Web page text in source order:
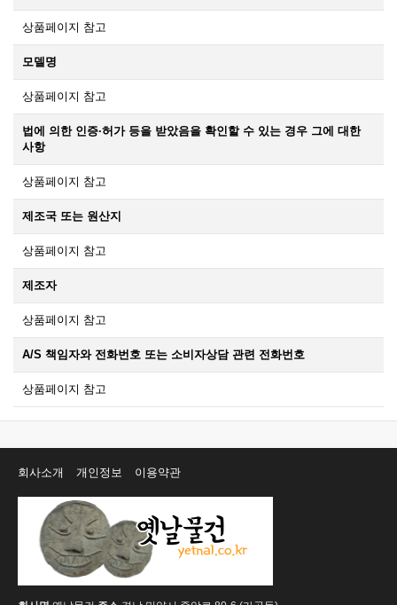
상품페이지 참고
모델명
상품페이지 참고
법에 의한 인증·허가 등을 받았음을 확인할 수 있는 경우 그에 대한
사항
상품페이지 참고
제조국 또는 원산지
상품페이지 참고
제조자
상품페이지 참고
A/S 책임자와 전화번호 또는 소비자상담 관련 전화번호
상품페이지 참고
회사소개 개인정보 이용약관